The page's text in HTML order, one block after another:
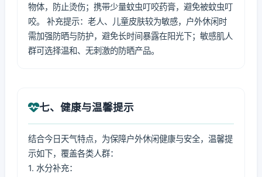
物体，防止烫伤；携带少量蚊虫叮咬药膏，避免被蚊虫叮
咬。 补充提示：老人、儿童皮肤较为敏感，户外休闲时
需加强防晒与防护，避免长时间暴露在阳光下；敏感肌人
群可选择温和、无刺激的防晒产品。
七、健康与温馨提示
结合今日天气特点，为保障户外休闲健康与安全，温馨提
示如下，覆盖各类人群：
1. 水分补充：